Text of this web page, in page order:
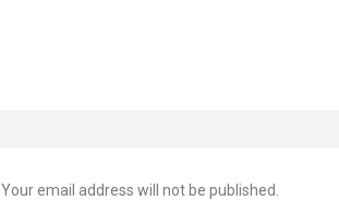
Your email address will not be published.